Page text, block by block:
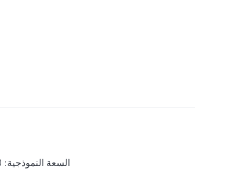
السعة النموذجية: 6500 مللي أمبير (3,91 فولت)